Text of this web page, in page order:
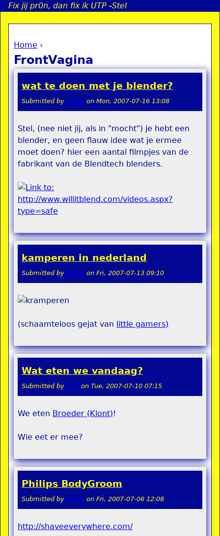
Jump to navigation
Fix jij pr0n, dan fix ik UTP -Stel
You are here
Home ›
FrontVagina
wat te doen met je blender?
Submitted by teddy on Mon, 2007-07-16 13:08
Stel, (nee niet jij, als in "mocht") je hebt een
blender, en geen flauw idee wat je ermee
moet doen? hier een aantal filmpjes van de
fabrikant van de Blendtech blenders.
kamperen in nederland
Submitted by teddy on Fri, 2007-07-13 09:10
(schaamteloos gejat van little gamers)
Wat eten we vandaag?
Submitted by KKS on Tue, 2007-07-10 07:15
We eten Broeder (Klont)!
Wie eet er mee?
Philips BodyGroom
Submitted by rippie on Fri, 2007-07-06 12:08
http://shaveeverywhere.com/